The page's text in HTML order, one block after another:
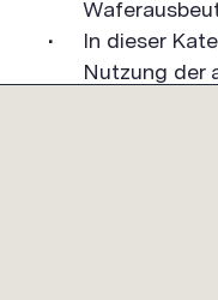
In dieser
Nutzung der